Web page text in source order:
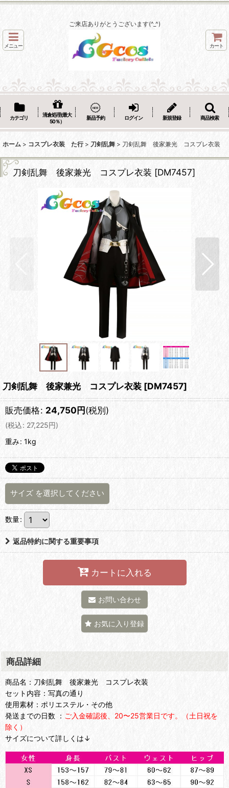
ご来店ありがとうございます(^_^)
メニュー カート
カテゴリ
清倉処理(最大
50％）
新品予約 ログイン 新規登録 商品検索
ホーム > コスプレ衣装 た行 > 刀剣乱舞 > 刀剣乱舞 後家兼光 コスプレ衣装
刀剣乱舞 後家兼光 コスプレ衣装 [DM7457]
刀剣乱舞 後家兼光 コスプレ衣装 [DM7457]
販売価格: 24,750円(税別)
(税込: 27,225円)
重み: 1kg
サイズ を選択してください
数量:
返品特約に関する重要事項
カートに入れる
お問い合わせ
お気に入り登録
商品詳細
商品名：刀剣乱舞 後家兼光 コスプレ衣装
セット内容：写真の通り
使用素材：ポリエステル・その他
発送までの日数 ： ご入金確認後、20〜25営業日です。（土日祝を
除く）
サイズについて詳しくは↓